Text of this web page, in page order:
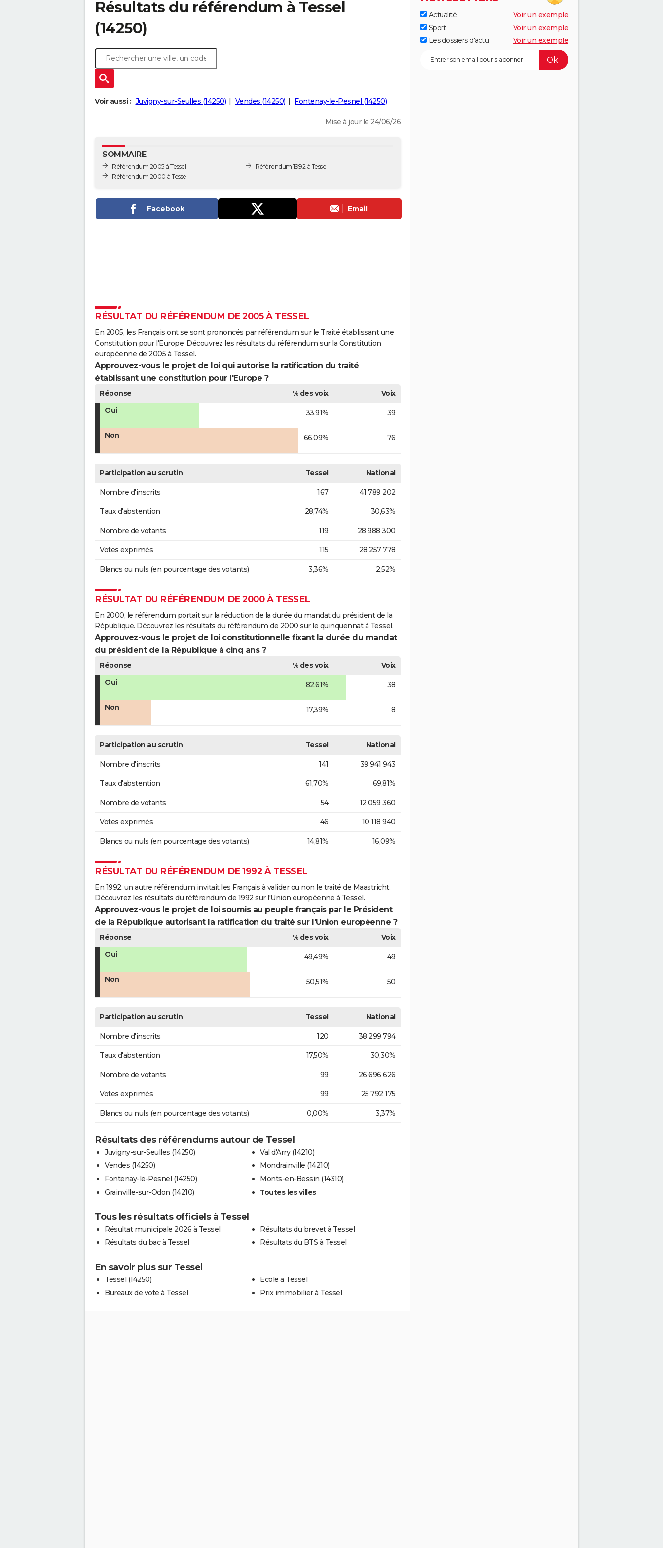
Résultats du référendum à Tessel
(14250)
Voir aussi : Juvigny-sur-Seulles (14250) Vendes (14250) Fontenay-le-Pesnel (14250)
Mise à jour le 24/06/26
SOMMAIRE
Référendum 2005 à Tessel
Référendum 2000 à Tessel
Référendum 1992 à Tessel
Facebook Email
RÉSULTAT DU RÉFÉRENDUM DE 2005 À TESSEL
En 2005, les Français ont se sont prononcés par référendum sur le Traité établissant une
Constitution pour l'Europe. Découvrez les résultats du référendum sur la Constitution
européenne de 2005 à Tessel.
Approuvez-vous le projet de loi qui autorise la ratification du traité
établissant une constitution pour l'Europe ?
Réponse % des voix
Voix
Oui
33,91% 39
Non 66,09% 76
Participation au scrutin Tessel National
Nombre d'inscrits 167 41 789 202
Taux d'abstention 28,74% 30,63%
Nombre de votants 119 28 988 300
Votes exprimés 115 28 257 778
Blancs ou nuls (en pourcentage des votants) 3,36% 2,52%
RÉSULTAT DU RÉFÉRENDUM DE 2000 À TESSEL
En 2000, le référendum portait sur la réduction de la durée du mandat du président de la
République. Découvrez les résultats du référendum de 2000 sur le quinquennat à Tessel.
Approuvez-vous le projet de loi constitutionnelle fixant la durée du mandat
du président de la République à cinq ans ?
Réponse % des voix
Voix
Oui
82,61% 38
Non 17,39% 8
Participation au scrutin Tessel National
Nombre d'inscrits 141 39 941 943
Taux d'abstention 61,70% 69,81%
Nombre de votants 54 12 059 360
Votes exprimés 46 10 118 940
Blancs ou nuls (en pourcentage des votants) 14,81% 16,09%
RÉSULTAT DU RÉFÉRENDUM DE 1992 À TESSEL
En 1992, un autre référendum invitait les Français à valider ou non le traité de Maastricht.
Découvrez les résultats du référendum de 1992 sur l'Union européenne à Tessel.
Approuvez-vous le projet de loi soumis au peuple français par le Président
de la République autorisant la ratification du traité sur l'Union européenne ?
Réponse % des voix
Voix
Oui
49,49% 49
Non 50,51% 50
Participation au scrutin Tessel National
Nombre d'inscrits 120 38 299 794
Taux d'abstention 17,50% 30,30%
Nombre de votants 99 26 696 626
Votes exprimés 99 25 792 175
Blancs ou nuls (en pourcentage des votants) 0,00% 3,37%
Résultats des référendums autour de Tessel
Juvigny-sur-Seulles (14250)
Vendes (14250)
Fontenay-le-Pesnel (14250)
Grainville-sur-Odon (14210)
Val d'Arry (14210)
Mondrainville (14210)
Monts-en-Bessin (14310)
Toutes les villes
Tous les résultats officiels à Tessel
Résultat municipale 2026 à Tessel
Résultats du bac à Tessel
Résultats du brevet à Tessel
Résultats du BTS à Tessel
En savoir plus sur Tessel
Tessel (14250)
Bureaux de vote à Tessel
Ecole à Tessel
Prix immobilier à Tessel
Actualité
Voir un exemple
Sport
Voir un exemple
Les dossiers d'actu
Voir un exemple